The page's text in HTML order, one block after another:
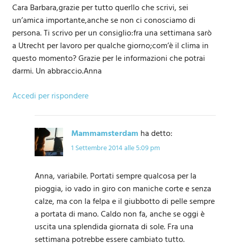
Cara Barbara,grazie per tutto querllo che scrivi, sei
un’amica importante,anche se non ci conosciamo di
persona. Ti scrivo per un consiglio:fra una settimana sarò
a Utrecht per lavoro per qualche giorno;com’è il clima in
questo momento? Grazie per le informazioni che potrai
darmi. Un abbraccio.Anna
Accedi per rispondere
Mammamsterdam ha detto:
1 Settembre 2014 alle 5:09 pm
Anna, variabile. Portati sempre qualcosa per la
pioggia, io vado in giro con maniche corte e senza
calze, ma con la felpa e il giubbotto di pelle sempre
a portata di mano. Caldo non fa, anche se oggi è
uscita una splendida giornata di sole. Fra una
settimana potrebbe essere cambiato tutto.